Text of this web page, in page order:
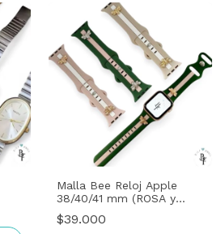
Malla Bee Reloj Apple
38/40/41 mm (ROSA y
BLANCO)
$39.000